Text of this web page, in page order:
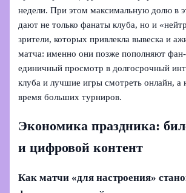
недели. При этом максимальную долю в
дают не только фанаты клуба, но и
зрители, которых привлекла вывеска и
матча: именно они позже пополняют
единичный просмотр в долгосрочный
клуба и лучшие игры смотреть онлайн, а
время больших турниров.
Экономика праздника:
и цифровой контент
Как матчи «для настроения»